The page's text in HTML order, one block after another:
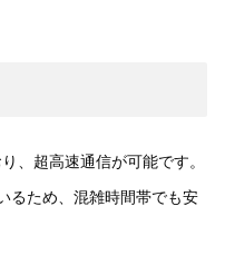
、超高速通信が可能です。
るため、混雑時間帯でも安